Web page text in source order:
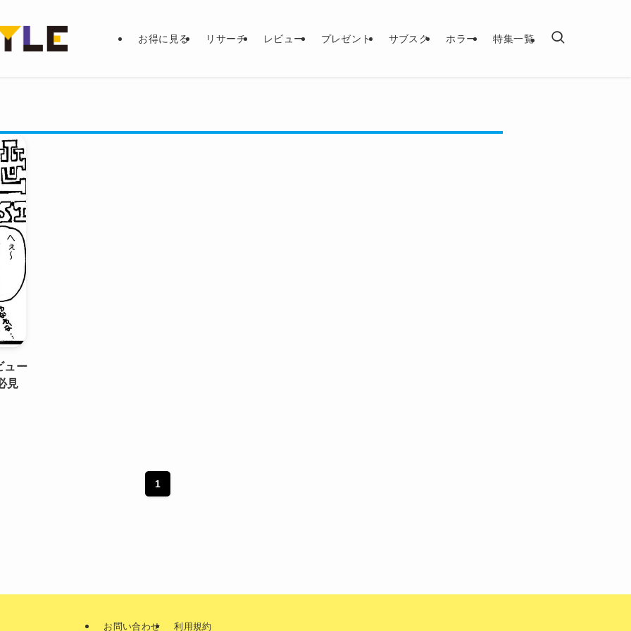
お得に見る リサーチ レビュー プレゼント サブスク ホラー 特集一覧
ュー
見
1
お問い合わせ 利用規約